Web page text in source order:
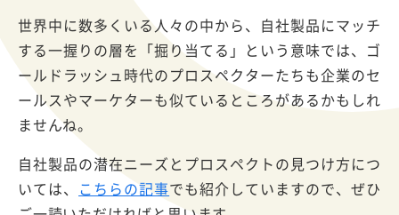
世界中に数多くいる人々の中から、自社製品にマッチ
する一握りの層を「掘り当てる」という意味では、ゴ
ールドラッシュ時代のプロスペクターたちも企業のセ
ールスやマーケターも似ているところがあるかもしれ
ませんね。
自社製品の潜在ニーズとプロスペクトの見つけ方につ
いては、 こちらの記事でも紹介していますので、ぜひ